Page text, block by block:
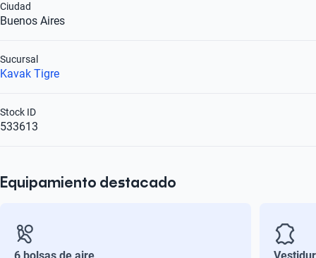
Buenos Aires
Ciudad
Kavak Tigre
Sucursal
533613
Stock ID
Equipamiento destacado